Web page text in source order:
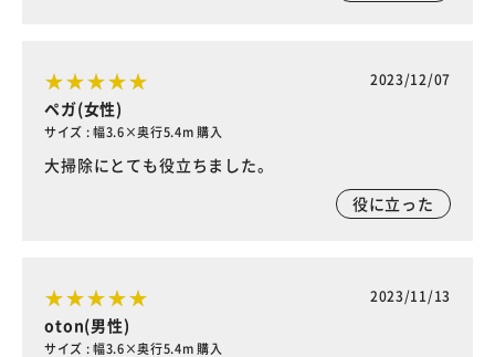
2023/12/07
ペガ(女性)
サイズ : 幅3.6×奥行5.4m 購入
大掃除にとても役立ちました。
役に立った
2023/11/13
oton(男性)
サイズ : 幅3.6×奥行5.4m 購入